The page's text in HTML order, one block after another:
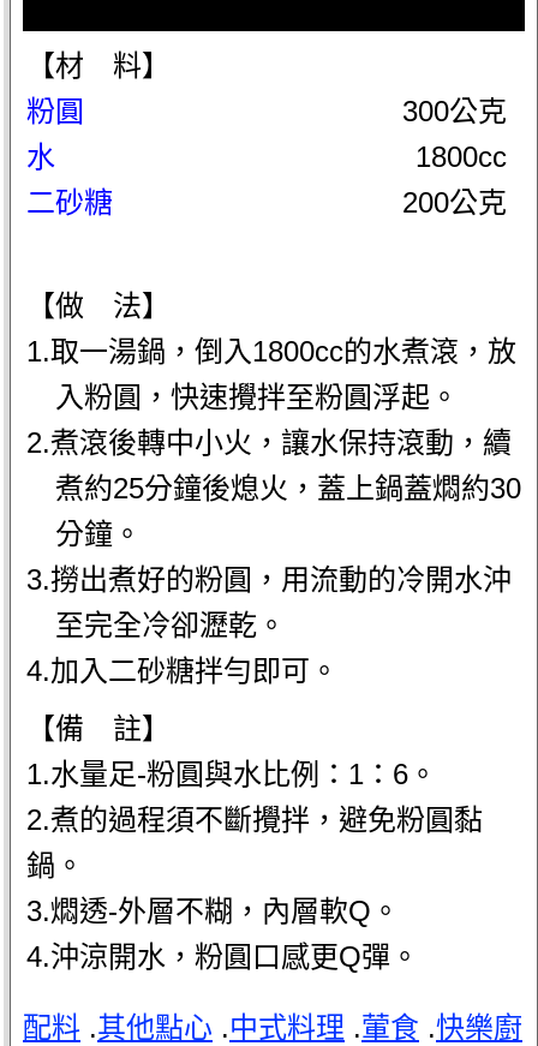
【材 料】
粉圓
300公克
水
1800cc
二砂糖
200公克
【做 法】
1.取一湯鍋，倒入1800cc的水煮滾，放
入粉圓，快速攪拌至粉圓浮起。
2.煮滾後轉中小火，讓水保持滾動，續
煮約25分鐘後熄火，蓋上鍋蓋燜約30
分鐘。
3.撈出煮好的粉圓，用流動的冷開水沖
至完全冷卻瀝乾。
4.加入二砂糖拌勻即可。
【備 註】
1.水量足-粉圓與水比例：1：6。
2.煮的過程須不斷攪拌，避免粉圓黏
鍋。
3.燜透-外層不糊，內層軟Q。
4.沖涼開水，粉圓口感更Q彈。
配料 .其他點心 .中式料理 .葷食 .快樂廚